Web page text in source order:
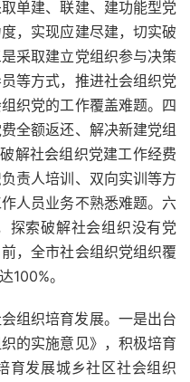
单建、联建、建功能型党
，实现应建尽建，切实破
采取建立党组织参与决策
等方式，推进社会组织党
织党的工作覆盖难题。四
全额返还、解决新建党组
解社会组织党建工作经费
责人培训、双向实训等方
人员业务不熟悉难题。六
探索破解社会组织没有党
，全市社会组织党组织覆
100%。
组织培育发展。一是出台
的实施意见》，积极培育
育发展城乡社区社会组织